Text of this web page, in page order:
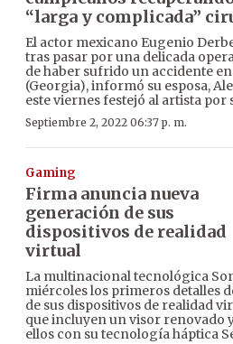
“larga y complicada”
El actor mexicano Eugenio
tras pasar por una delicada
de haber sufrido un accidente
(Georgia), informó su esposa,
este viernes festejó al artista por
Septiembre 2, 2022 06:37 p. m.
Gaming
Firma anuncia nueva
generación de sus
dispositivos de realidad
virtual
La multinacional tecnológica
miércoles los primeros detalles
de sus dispositivos de realidad
que incluyen un visor renovado
ellos con su tecnología háptica